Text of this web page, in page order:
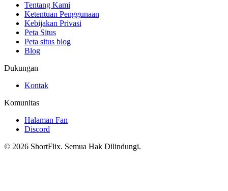
Tentang Kami
Ketentuan Penggunaan
Kebijakan Privasi
Peta Situs
Peta situs blog
Blog
Dukungan
Kontak
Komunitas
Halaman Fan
Discord
© 2026 ShortFlix. Semua Hak Dilindungi.